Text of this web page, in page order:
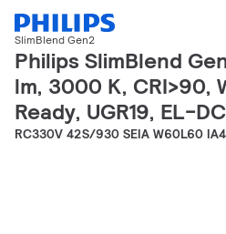
SlimBlend Gen2
Philips SlimBlend
lm, 3000 K, CRI>90,
Ready, UGR19, EL-DC
RC330V 42S/930 SEIA W60L60